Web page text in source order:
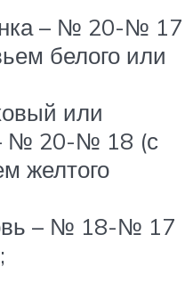
– № 20-№ 17
белого или
или
№ 20-№ 18 (с
желтого
– № 18-№ 17